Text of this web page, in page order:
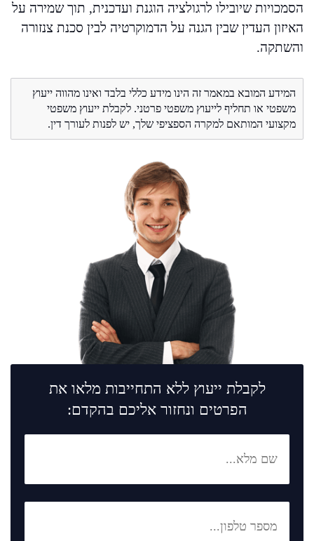
הסמכויות שיובילו לרגולציה הוגנת ועדכנית, תוך שמירה על
האיזון העדין שבין הגנה על הדמוקרטיה לבין סכנת צנזורה
והשתקה.
המידע המובא במאמר זה הינו מידע כללי בלבד ואינו מהווה ייעוץ
משפטי או תחליף לייעוץ משפטי פרטני. לקבלת ייעוץ משפטי
מקצועי המותאם למקרה הספציפי שלך, יש לפנות לעורך דין.
לקבלת ייעוץ ללא התחייבות מלאו את
הפרטים ונחזור אליכם בהקדם: